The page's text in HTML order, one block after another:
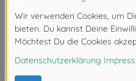
eigenen Vorstellungen
- Werkzeug, Klebstoff und
Lieferumfang des
optional erworben
werden.